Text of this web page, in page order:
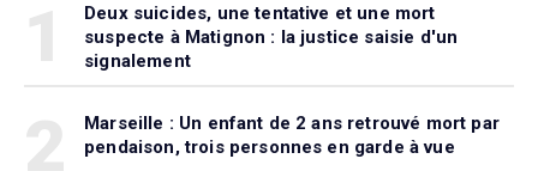
Deux suicides, une tentative et une mort
suspecte à Matignon : la justice saisie d'un
signalement
Marseille : Un enfant de 2 ans retrouvé mort par
pendaison, trois personnes en garde à vue